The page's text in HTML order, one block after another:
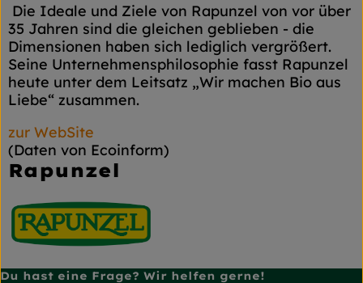
Die Ideale und Ziele von Rapunzel von vor über
35 Jahren sind die gleichen geblieben - die
Dimensionen haben sich lediglich vergrößert.
Seine Unternehmensphilosophie fasst Rapunzel
heute unter dem Leitsatz „Wir machen Bio aus
Liebe“ zusammen.
zur WebSite
(Daten von Ecoinform)
Rapunzel
Du hast eine Frage? Wir helfen gerne!